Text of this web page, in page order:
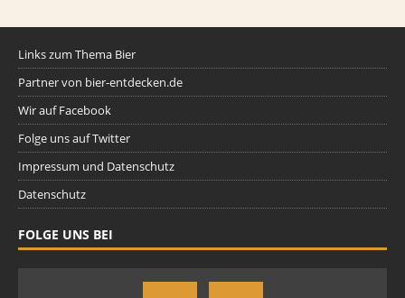
Links zum Thema Bier
Partner von bier-entdecken.de
Wir auf Facebook
Folge uns auf Twitter
Impressum und Datenschutz
Datenschutz
FOLGE UNS BEI